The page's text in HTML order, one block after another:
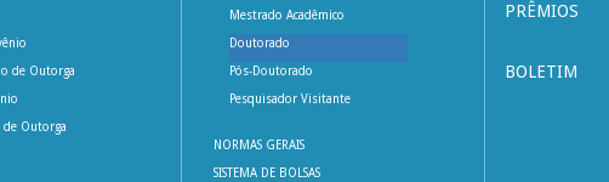
de Outorga
de Outorga
Mestrado Acadêmico
Doutorado
Pós-Doutorado
Pesquisador Visitante
NORMAS GERAIS
SISTEMA DE BOLSAS
PRÊMIOS
BOLETIM